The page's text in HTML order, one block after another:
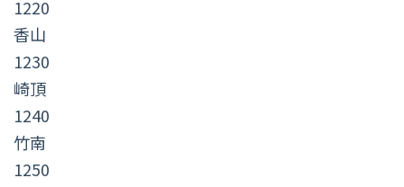
1220
香山
1230
崎頂
1240
竹南
1250